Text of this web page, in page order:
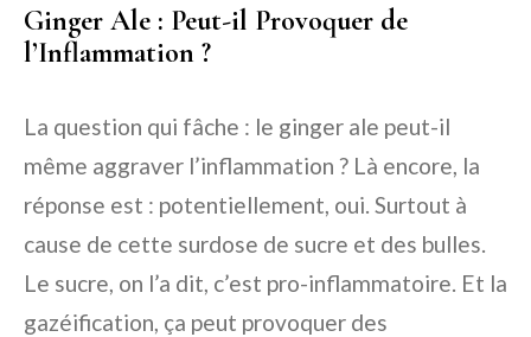
Ginger Ale : Peut-il Provoquer de
l’Inflammation ?
La question qui fâche : le ginger ale peut-il
même aggraver l’inflammation ? Là encore, la
réponse est : potentiellement, oui. Surtout à
cause de cette surdose de sucre et des bulles.
Le sucre, on l’a dit, c’est pro-inflammatoire. Et la
gazéification, ça peut provoquer des